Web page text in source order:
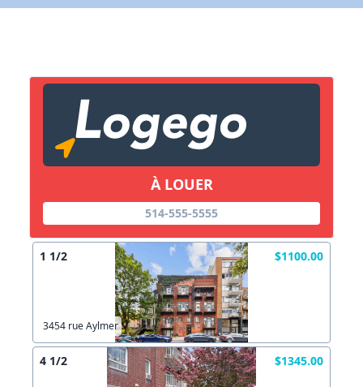
À LOUER
514-555-5555
1 1/2 $1100.00
3454 rue Aylmer
4 1/2 $1345.00
Copier lien
X Fermer Envoyez